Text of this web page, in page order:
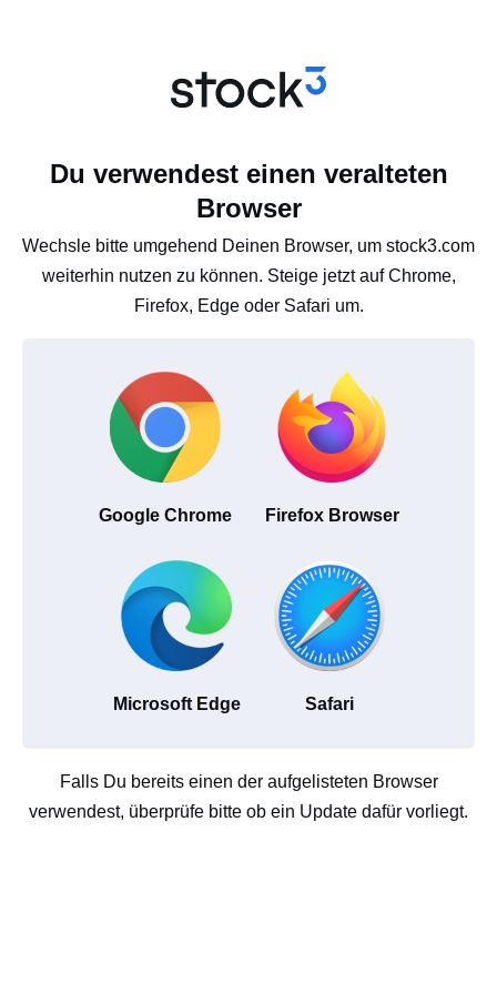
Du verwendest einen veralteten
Browser
Wechsle bitte umgehend Deinen Browser, um stock3.com
weiterhin nutzen zu können. Steige jetzt auf Chrome,
Firefox, Edge oder Safari um.
Google Chrome Firefox Browser
Microsoft Edge Safari
Falls Du bereits einen der aufgelisteten Browser
verwendest, überprüfe bitte ob ein Update dafür vorliegt.